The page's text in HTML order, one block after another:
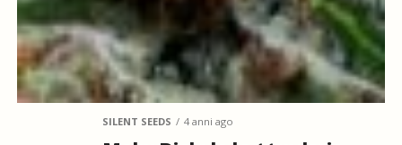
SILENT SEEDS 4 anni ago